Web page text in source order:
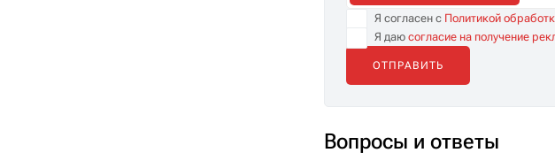
Я согласен с Политикой
Я даюсогласие на получение
Вопросы и ответы